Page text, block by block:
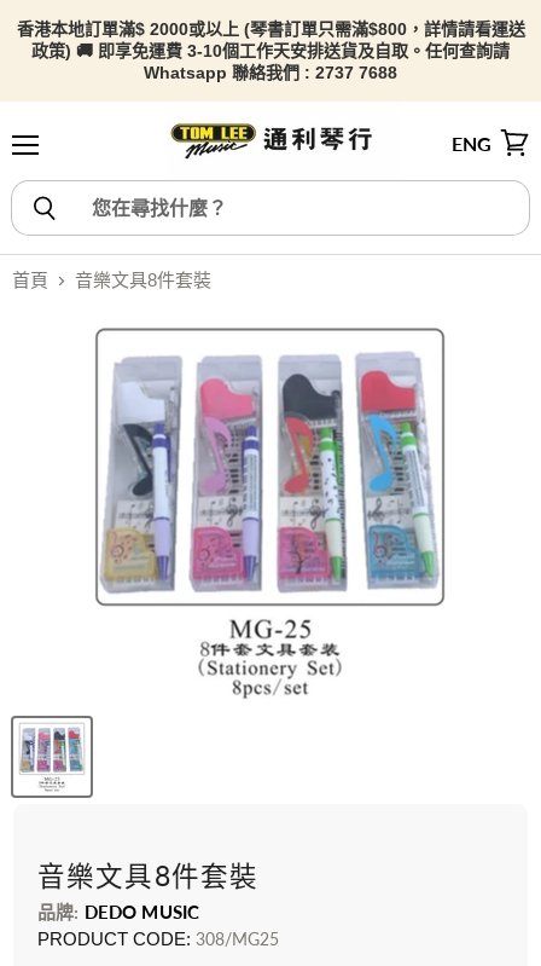
香港本地訂單滿$ 2000或以上 (琴書訂單只需滿$800，詳情請看運送
政策) 🚚 即享免運費 3-10個工作天安排送貨及自取。任何查詢請
Whatsapp 聯絡我們 : 2737 7688
ENG
首頁 音樂文具8件套裝
音樂文具8件套裝
品牌: DEDO MUSIC
PRODUCT CODE: 308/MG25